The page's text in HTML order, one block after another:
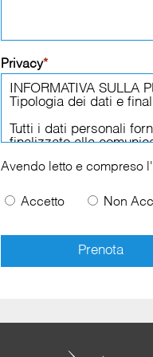
Privacy*
Avendo letto e compreso l'
Accetto Non